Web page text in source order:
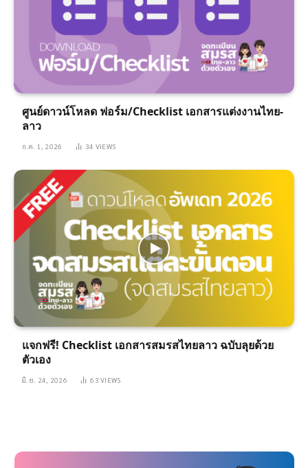
ศูนย์ดาวน์โหลด ฟอร์ม/Checklist เอกสารแต่งงานไทย-
ลาว
ก.ค. 1, 2026 34 VIEWS
แจกฟรี! Checklist เอกสารสมรสไทยลาว ฉบับลุยด้วย
ตัวเอง
มิ.ย. 24, 2026 63VIEWS